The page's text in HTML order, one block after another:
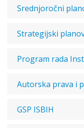
Srednjoročni
Strategijski
Program rada
Autorska prava i
GSP ISBIH